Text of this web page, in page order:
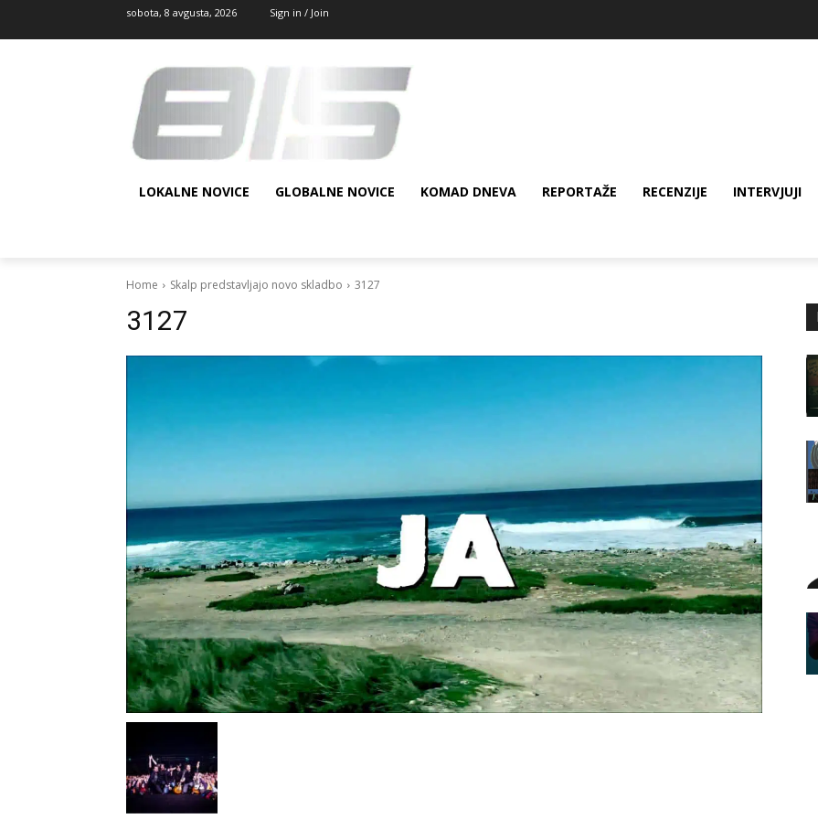
sobota, 8 avgusta, 2026 Sign in / Join
LOKALNE NOVICE GLOBALNE NOVICE KOMAD DNEVA REPORTAŽE RECENZIJE INTERVJUJI
Home Skalp predstavljajo novo skladbo 3127
3127